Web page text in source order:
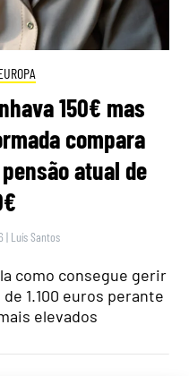
150€ mas
compara
atual de
| Luís Santos
como consegue gerir
1.100 euros perante
elevados